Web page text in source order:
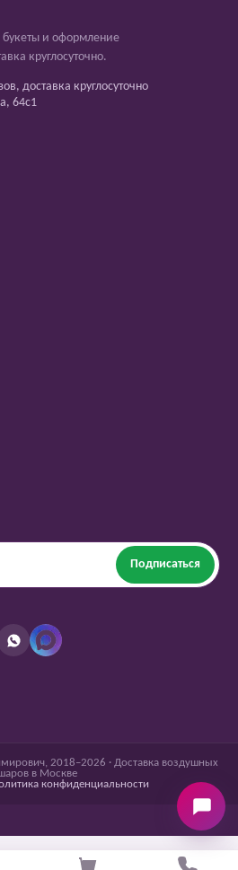
и оформление
круглосуточно.
доставка круглосуточно
64с1
Подписаться
2018–2026 · Доставка воздушных
в Москве
конфиденциальности